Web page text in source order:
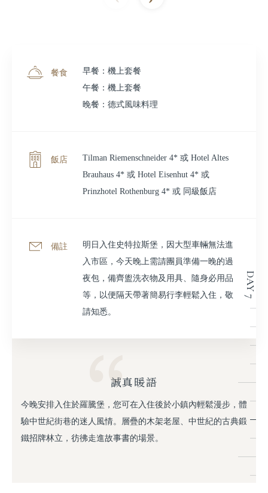
餐食
早餐：機上套餐
午餐：機上套餐
晚餐：德式風味料理
飯店
Tilman Riemenschneider 4* 或 Hotel Altes
Brauhaus 4* 或 Hotel Eisenhut 4* 或
Prinzhotel Rothenburg 4* 或 同級飯店
備註
明日入住史特拉斯堡，因大型車輛無法進
入市區，今天晚上需請團員準備一晚的過
夜包，備齊盥洗衣物及用具、隨身必用品
等，以便隔天帶著簡易行李輕鬆入住，敬
請知悉。
誠真暖語
今晚安排入住於羅騰堡，您可在入住後於小鎮內輕鬆漫步，體
驗中世紀街巷的迷人風情。層疊的木架老屋、中世紀的古典鍛
鐵招牌林立，彷彿走進故事書的場景。
DAY 7